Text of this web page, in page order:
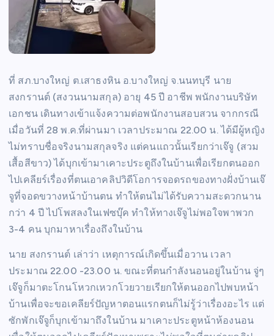
ที่ สภ.บางใหญ่ ต.เสาธงหิน อ.บางใหญ่ จ.นนทบุรี นาย
สงกรานต์ (สงวนนามสกุล) อายุ 45 ปี อาชีพ พนักงานบริษัท
เอกชน เดินทางเข้าแจ้งความต่อพนักงานสอบสวน จากกรณี
เมื่อวันที่ 28 พ.ค.ที่ผ่านมา เวลาประมาณ 22.00 น. ได้มีผู้หญิง
ไม่ทราบชื่อจริงนามสกุลจริง แต่คนแถวนั้นเรียกว่าเจ๊จู (สวม
เสื้อสีขาว) ได้บุกเข้ามาเคาะประตูถึงในบ้านเพื่อเรียกตนออก
ไปเคลียร์เรื่องที่ตนเอาคลิปวิดีโอการจอดรถของทางฝั่งบ้านเจ๊
จูที่จอดขวางหน้าบ้านตน ทำให้ตนไม่ได้รับความสะดวกนาน
กว่า 4 ปี ไปโพสลงในเฟซบุ๊ค ทำให้ทางเจ๊จูไม่พอใจพาพวก
3-4 คน บุกมาหาเรื่องถึงในบ้าน
นาย สงกรานต์ เล่าว่า เหตุการณ์เกิดขึ้นเมื่อวาน เวลา
ประมาณ 22.00 -23.00 น. ขณะที่ตนกำลังนอนอยู่ในบ้าน จู่ๆ
เจ๊จูก็มาตะโกนโหวกเหวกโวยวายเรียกให้ตนออกไปพบหน้า
บ้านเพื่อจะขอเคลียร์ปัญหาตอนแรกตนก็ไม่รู้ว่าเรื่องอะไร แต่
ซักพักเจ๊จูก็บุกเข้ามาถึงในบ้าน มาเคาะประตูหน้าห้องนอน